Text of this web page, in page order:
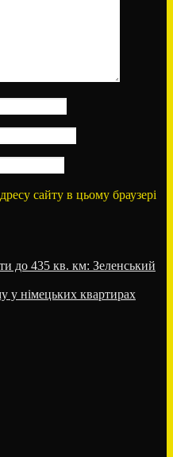
сайту в цьому браузері
до 435 кв. км: Зеленський
у німецьких квартирах